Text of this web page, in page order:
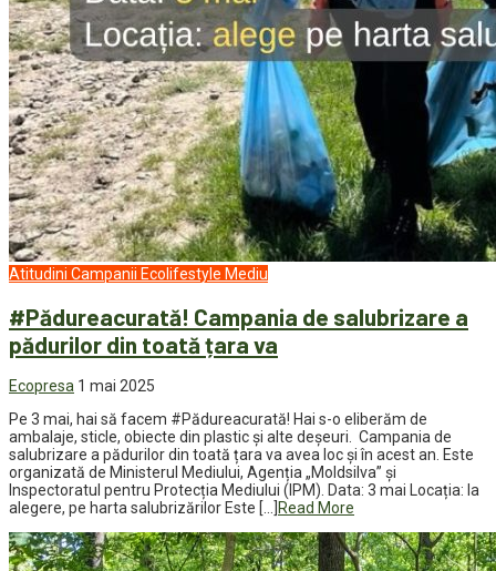
Atitudini Campanii Ecolifestyle Mediu
#Pădureacurată! Campania de salubrizare a
pădurilor din toată țara va
Ecopresa 1 mai 2025
Pe 3 mai, hai să facem #Pădureacurată! Hai s-o eliberăm de
ambalaje, sticle, obiecte din plastic și alte deșeuri. Campania de
salubrizare a pădurilor din toată țara va avea loc și în acest an. Este
organizată de Ministerul Mediului, Agenția „Moldsilva” și
Inspectoratul pentru Protecția Mediului (IPM). Data: 3 mai Locația: la
alegere, pe harta salubrizărilor Este […]
Read More